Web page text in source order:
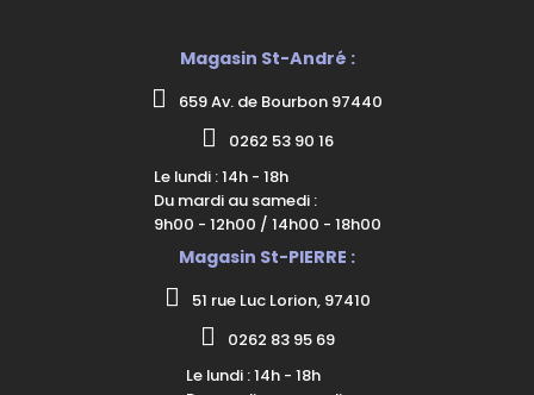
Magasin St-André :
659 Av. de Bourbon 97440
0262 53 90 16
Le lundi : 14h - 18h
Du mardi au samedi :
9h00 - 12h00 / 14h00 - 18h00
Magasin St-PIERRE :
51 rue Luc Lorion, 97410
0262 83 95 69
Le lundi : 14h - 18h